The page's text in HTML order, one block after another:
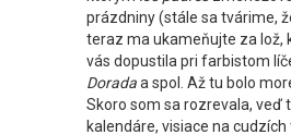
prázdniny (stále sa tvárime,
teraz ma ukameňujte za lož,
vás dopustila pri farbistom
Doradaa spol. Až tu bolo
Skoro som sa rozrevala, veď
kalendáre, visiace na